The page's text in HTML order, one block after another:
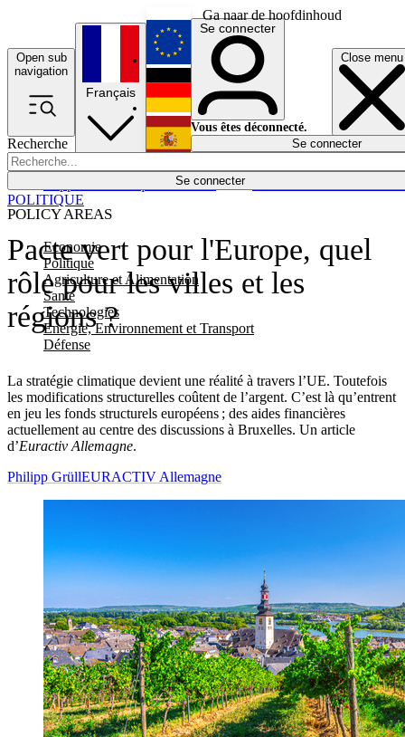
Ga naar de hoofdinhoud
Open sub
navigation
Close menu
Recherche
Se connecter
POLICY AREAS
Economie
Politique
Agriculture et Alimentation
Santé
Technologies
Energie, Environnement et Transport
Défense
Économie
Français
English
Deutsch
Español
Se connecter
Vous êtes déconnecté.
Se connecter
Pacte vert pour l'Europe, quel
rôle pour les villes et les
régions ?
La stratégie climatique devient une réalité à travers l’UE. Toutefois
les modifications structurelles coûtent de l’argent. C’est là qu’entrent
en jeu les fonds structurels européens ; des aides financières
actuellement au centre des discussions à Bruxelles. Un article
d’Euractiv Allemagne.
POLITIQUE
Philipp GrüllEURACTIV Allemagne